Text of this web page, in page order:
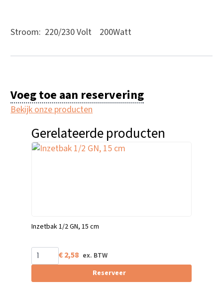
Stroom: 220/230 Volt 200Watt
Voeg toe aan reservering
Bekijk onze producten
Gerelateerde producten
Inzetbak 1/2 GN, 15 cm
€2,58
Reserveer